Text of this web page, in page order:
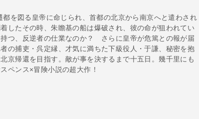
を図る皇帝に命じられ、首都の北京から南京へと遣わされ
したその時、朱瞻基の船は爆破され、彼の命が狙われてい
つ、反逆者の仕業なのか？ さらに皇帝が危篤との報が届
の捕吏・呉定縁、才気に満ちた下級役人・于謙、秘密を抱
京帰還を目指す。敵が事を決するまで十五日。幾千里にも
ペンス×冒険小説の超大作！